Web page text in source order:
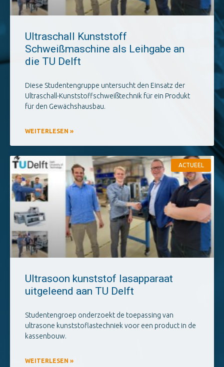
Ultraschall Kunststoff
Schweißmaschine als Leihgabe an
die TU Delft
Diese Studentengruppe untersucht den Einsatz der
Ultraschall-Kunststoffschweißtechnik für ein Produkt
für den Gewächshausbau.
WEITERLESEN »
ACTUEEL
Ultrasoon kunststof lasapparaat
uitgeleend aan TU Delft
Studentengroep onderzoekt de toepassing van
ultrasone kunststoflastechniek voor een product in de
kassenbouw.
WEITERLESEN »